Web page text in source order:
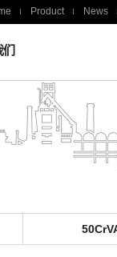
Product News
们